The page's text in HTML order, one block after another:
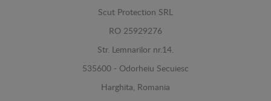
Scut Protection SRL
RO 25929276
Str. Lemnarilor nr.14.
535600 - Odorheiu Secuiesc
Harghita, Romania